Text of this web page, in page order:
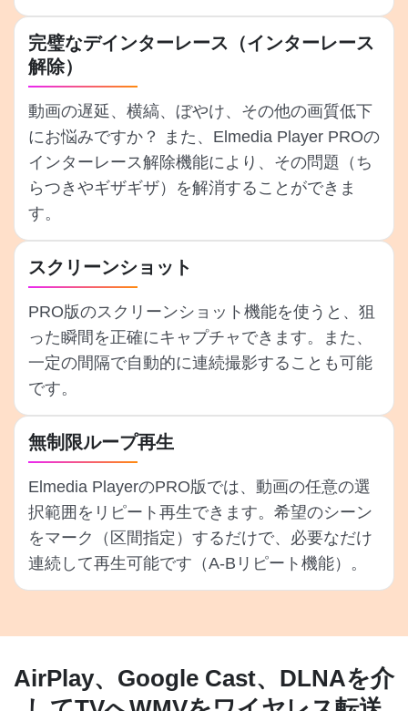
完璧なデインターレース（インターレース
解除）
動画の遅延、横縞、ぼやけ、その他の画質低下
にお悩みですか？ また、Elmedia Player PROの
インターレース解除機能により、その問題（ち
らつきやギザギザ）を解消することができま
す。
スクリーンショット
PRO版のスクリーンショット機能を使うと、狙
った瞬間を正確にキャプチャできます。また、
一定の間隔で自動的に連続撮影することも可能
です。
無制限ループ再生
Elmedia PlayerのPRO版では、動画の任意の選
択範囲をリピート再生できます。希望のシーン
をマーク（区間指定）するだけで、必要なだけ
連続して再生可能です（A-Bリピート機能）。
AirPlay、Google Cast、DLNAを介